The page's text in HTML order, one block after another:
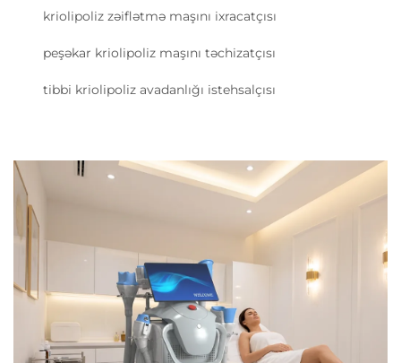
kriolipoliz zəiflətmə maşını ixracatçısı
peşəkar kriolipoliz maşını təchizatçısı
tibbi kriolipoliz avadanlığı istehsalçısı